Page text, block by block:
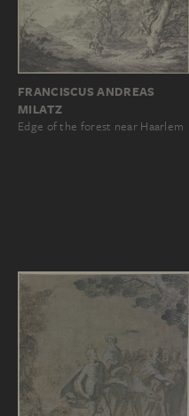
FRANCISCUS ANDREAS
MILATZ
Edge of the forest near Haarlem